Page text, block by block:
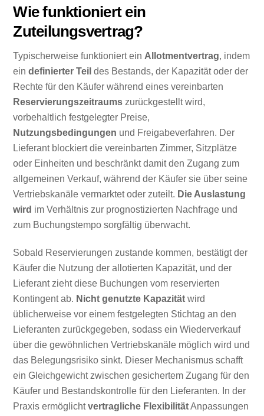
Wie funktioniert ein
Zuteilungsvertrag?
Typischerweise funktioniert ein Allotmentvertrag, indem
eindefinierter Teil des Bestands, der Kapazität oder der
Rechte für den Käufer während eines vereinbarten
Reservierungszeitraums zurückgestellt wird,
vorbehaltlich festgelegter Preise,
Nutzungsbedingungen und Freigabeverfahren. Der
Lieferant blockiert die vereinbarten Zimmer, Sitzplätze
oder Einheiten und beschränkt damit den Zugang zum
allgemeinen Verkauf, während der Käufer sie über seine
Vertriebskanäle vermarktet oder zuteilt. Die Auslastung
wird im Verhältnis zur prognostizierten Nachfrage und
zum Buchungstempo sorgfältig überwacht.
Sobald Reservierungen zustande kommen, bestätigt der
Käufer die Nutzung der allotierten Kapazität, und der
Lieferant zieht diese Buchungen vom reservierten
Kontingent ab. Nicht genutzte Kapazität wird
üblicherweise vor einem festgelegten Stichtag an den
Lieferanten zurückgegeben, sodass ein Wiederverkauf
über die gewöhnlichen Vertriebskanäle möglich wird und
das Belegungsrisiko sinkt. Dieser Mechanismus schafft
ein Gleichgewicht zwischen gesichertem Zugang für den
Käufer und Bestandskontrolle für den Lieferanten. In der
Praxis ermöglichtvertragliche FlexibilitätAnpassungen